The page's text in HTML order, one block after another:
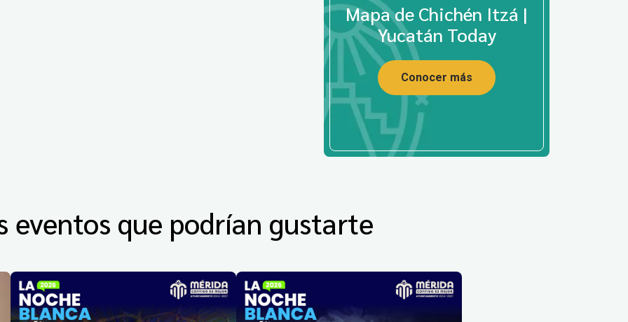
Mapa de Chichén Itzá |
Yucatán Today
Conocer más
eventos que podrían gustarte